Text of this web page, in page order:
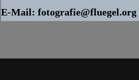
E-Mail: fotografie@fluegel.org